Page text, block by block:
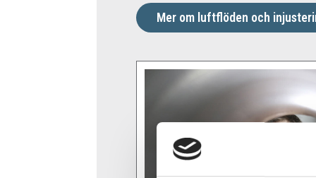
Mer om luftflöden och